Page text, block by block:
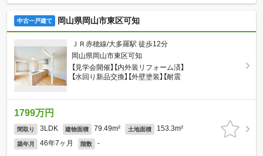
中古一戸建て 岡山県岡山市東区可知
ＪＲ赤穂線/大多羅駅 徒歩12分
岡山県岡山市東区可知
【見学会開催】【内外装リフォーム済】
【水回り新品交換】【外壁塗装】【耐震
1799万円
間取り 3LDK 建物面積 79.49m² 土地面積 153.3m²
築年月 46年7ヶ月 階数 -